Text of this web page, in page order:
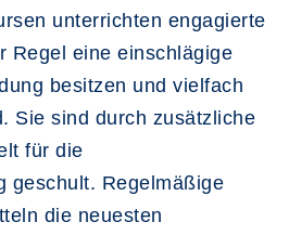
unterrichten engagierte
Regel eine einschlägige
besitzen und vielfach
Sie sind durch zusätzliche
für die
geschult. Regelmäßige
die neuesten